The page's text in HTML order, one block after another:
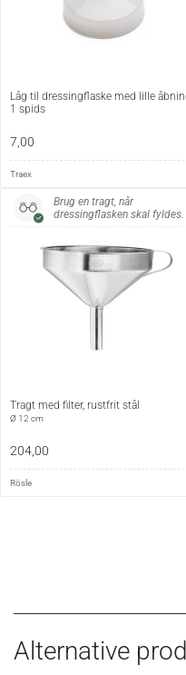
Låg til dressingflaske med lille
1 spids
7,00
Traex
Brug en tragt, når
dressingflasken skal fyldes.
Tragt med filter, rustfrit stål
Ø 12 cm
204,00
Rösle
Alternative